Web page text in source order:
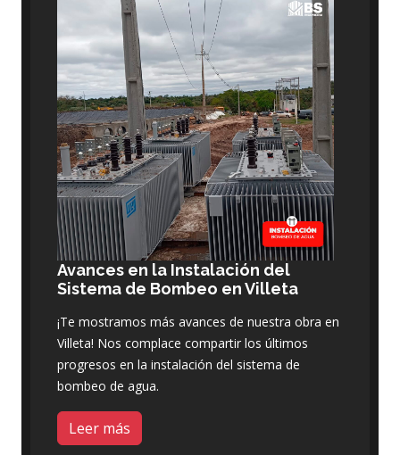
Avances en la Instalación del
Sistema de Bombeo en Villeta
¡Te mostramos más avances de nuestra obra en
Villeta! Nos complace compartir los últimos
progresos en la instalación del sistema de
bombeo de agua.
Leer más